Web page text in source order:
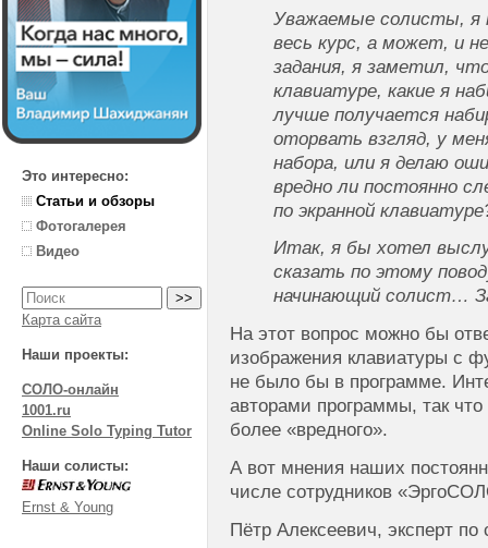
Это интересно:
Статьи и обзоры
Фотогалерея
Видео
Карта сайта
Наши проекты:
СОЛО-онлайн
1001.ru
Online Solo Typing Tutor
Наши солисты:
Ernst & Young
Уважаемые солисты, я
весь курс, а может, и
задания, я заметил,
клавиатуре, какие я
лучше получается
оторвать взгляд, у
набора, или я делаю
вредно ли постоянно
по экранной
Итак, я бы хотел
сказать по этому
начинающий солист…
На этот вопрос можно бы
изображения клавиатуры с
не было бы в программе.
авторами программы, так
более «вредного».
А вот мнения наших
числе сотрудников
Пётр Алексеевич, эксперт